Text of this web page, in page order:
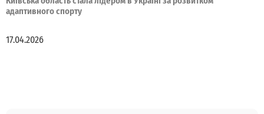
адаптивного спорту
17.04.2026